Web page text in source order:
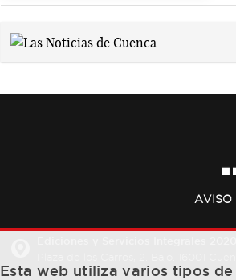
AVISO
Esta web utiliza varios tipos